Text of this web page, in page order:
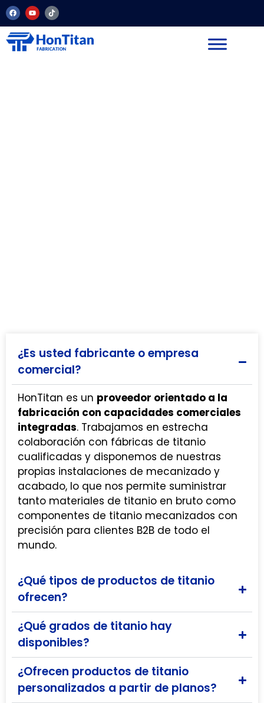
¿Es usted fabricante o empresa
comercial?
HonTitan es un proveedor orientado a la
fabricación con capacidades comerciales
integradas. Trabajamos en estrecha
colaboración con fábricas de titanio
cualificadas y disponemos de nuestras
propias instalaciones de mecanizado y
acabado, lo que nos permite suministrar
tanto materiales de titanio en bruto como
componentes de titanio mecanizados con
precisión para clientes B2B de todo el
mundo.
¿Qué tipos de productos de titanio
ofrecen?
¿Qué grados de titanio hay
disponibles?
¿Ofrecen productos de titanio
personalizados a partir de planos?